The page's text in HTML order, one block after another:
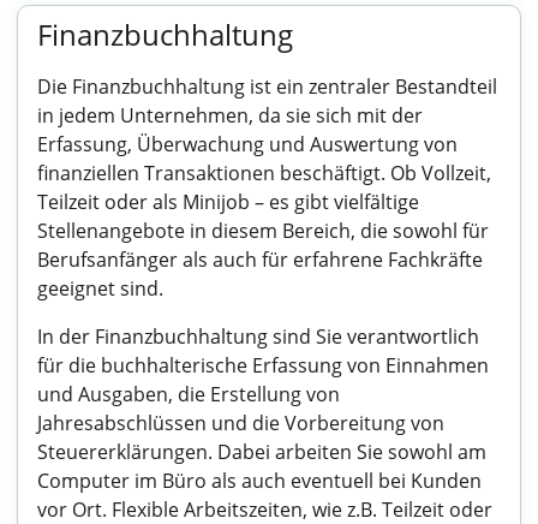
Finanzbuchhaltung
Die Finanzbuchhaltung ist ein zentraler Bestandteil
in jedem Unternehmen, da sie sich mit der
Erfassung, Überwachung und Auswertung von
finanziellen Transaktionen beschäftigt. Ob Vollzeit,
Teilzeit oder als Minijob – es gibt vielfältige
Stellenangebote in diesem Bereich, die sowohl für
Berufsanfänger als auch für erfahrene Fachkräfte
geeignet sind.
In der Finanzbuchhaltung sind Sie verantwortlich
für die buchhalterische Erfassung von Einnahmen
und Ausgaben, die Erstellung von
Jahresabschlüssen und die Vorbereitung von
Steuererklärungen. Dabei arbeiten Sie sowohl am
Computer im Büro als auch eventuell bei Kunden
vor Ort. Flexible Arbeitszeiten, wie z.B. Teilzeit oder